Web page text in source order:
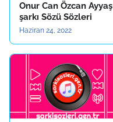
Onur Can Özcan Ayyaş
şarkı Sözü Sözleri
Haziran 24, 2022